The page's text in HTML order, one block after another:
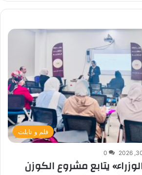
قلم و تابلت
0
يتابع مشروع الكوزن